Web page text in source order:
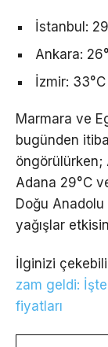
İstanbul:
Ankara:
İzmir: 33°C
Marmara ve
bugünden
öngörülürken;
Adana 29°C
Doğu
yağışlar
İlginizi
zam geldi:
fiyatları